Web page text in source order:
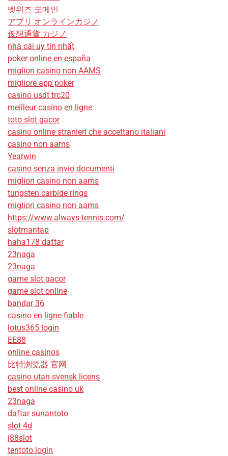
벳위즈 도메인
アプリ オンラインカジノ
仮想通貨 カジノ
nhà cái uy tín nhất
poker online en españa
migliori casino non AAMS
migliore app poker
casino usdt trc20
meilleur casino en ligne
toto slot gacor
casino online stranieri che accettano italiani
casino non aams
Yearwin
casino senza invio documenti
migliori casino non aams
tungsten carbide rings
migliori casino non aams
https://www.always-tennis.com/
slotmantap
haha178 daftar
23naga
23naga
game slot gacor
game slot online
bandar 36
casino en ligne fiable
lotus365 login
EE88
online casinos
比特浏览器 官网
casino utan svensk licens
best online casino uk
23naga
daftar sunantoto
slot 4d
j88slot
tentoto login